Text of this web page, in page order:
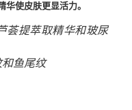
使皮肤更显活力。
荟提萃取精华和玻尿
鱼尾纹